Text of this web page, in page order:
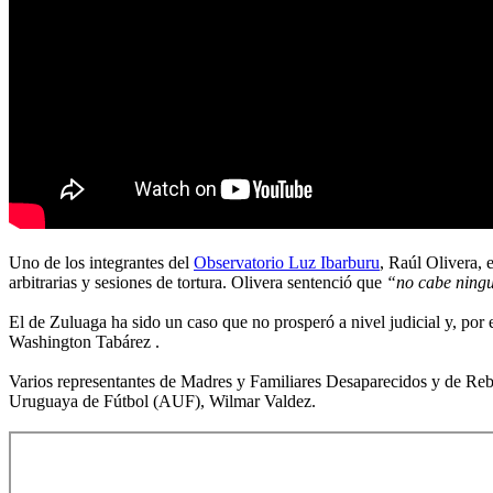
Uno de los integrantes del Observatorio Luz Ibarburu, Raúl Olivera,
arbitrarias y sesiones de tortura. Olivera sentenció que “no cabe
El de Zuluaga ha sido un caso que no prosperó a nivel judicial y, por
Washington Tabárez .
Varios representantes de Madres y Familiares Desaparecidos y de
Uruguaya de Fútbol (AUF), Wilmar Valdez.